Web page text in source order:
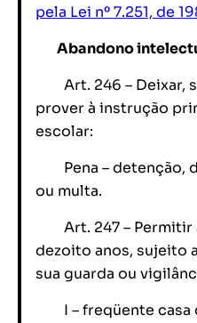
pela Lei nº 7.251, de
Abandono
Art. 246 – Deixar,
prover à instrução
escolar:
Pena – detenção,
ou multa.
Art. 247 – Permitir
dezoito anos, sujeito
sua guarda ou
I – freqüente casa